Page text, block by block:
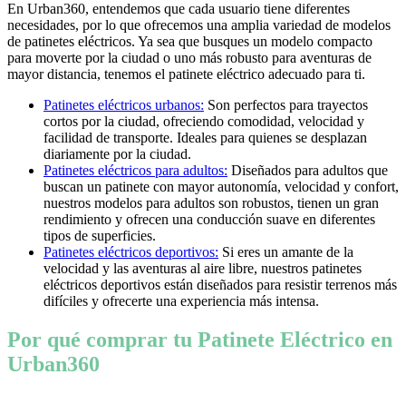
En Urban360, entendemos que cada usuario tiene diferentes
necesidades, por lo que ofrecemos una amplia variedad de modelos
de patinetes eléctricos. Ya sea que busques un modelo compacto
para moverte por la ciudad o uno más robusto para aventuras de
mayor distancia, tenemos el patinete eléctrico adecuado para ti.
Patinetes eléctricos urbanos: Son perfectos para trayectos
cortos por la ciudad, ofreciendo comodidad, velocidad y
facilidad de transporte. Ideales para quienes se desplazan
diariamente por la ciudad.
Patinetes eléctricos para adultos: Diseñados para adultos que
buscan un patinete con mayor autonomía, velocidad y confort,
nuestros modelos para adultos son robustos, tienen un gran
rendimiento y ofrecen una conducción suave en diferentes
tipos de superficies.
Patinetes eléctricos deportivos: Si eres un amante de la
velocidad y las aventuras al aire libre, nuestros patinetes
eléctricos deportivos están diseñados para resistir terrenos más
difíciles y ofrecerte una experiencia más intensa.
Por qué comprar tu Patinete Eléctrico en
Urban360